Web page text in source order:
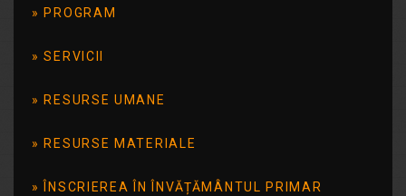
PROGRAM
SERVICII
RESURSE UMANE
RESURSE MATERIALE
ÎNSCRIEREA ÎN ÎNVĂȚĂMÂNTUL PRIMAR
în anul școlar 2022-2023
școlar 2022-2023